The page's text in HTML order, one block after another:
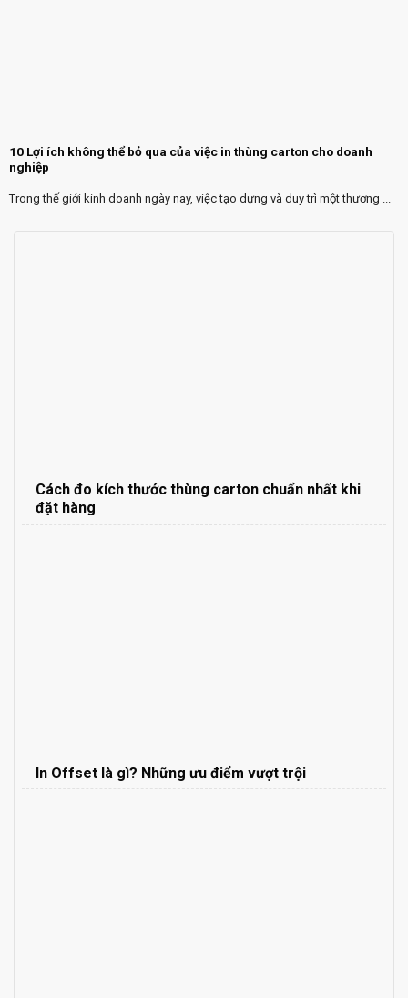
10 Lợi ích không thể bỏ qua của việc in thùng carton cho doanh
nghiệp
Trong thế giới kinh doanh ngày nay, việc tạo dựng và duy trì một thương ...
Cách đo kích thước thùng carton chuẩn nhất khi
đặt hàng
In Offset là gì? Những ưu điểm vượt trội